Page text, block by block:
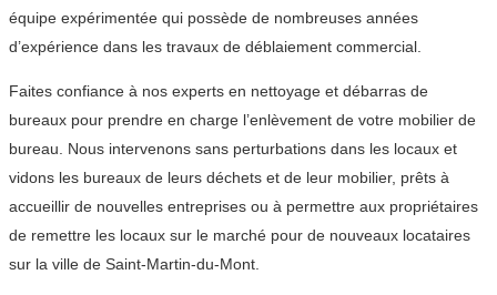
équipe expérimentée qui possède de nombreuses années
d’expérience dans les travaux de déblaiement commercial.
Faites confiance à nos experts en nettoyage et débarras de
bureaux pour prendre en charge l’enlèvement de votre mobilier de
bureau. Nous intervenons sans perturbations dans les locaux et
vidons les bureaux de leurs déchets et de leur mobilier, prêts à
accueillir de nouvelles entreprises ou à permettre aux propriétaires
de remettre les locaux sur le marché pour de nouveaux locataires
sur la ville de Saint-Martin-du-Mont.